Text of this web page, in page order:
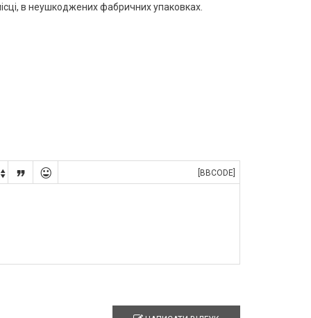
в неушкоджених фабричних упаковках.
  [BBCODE]